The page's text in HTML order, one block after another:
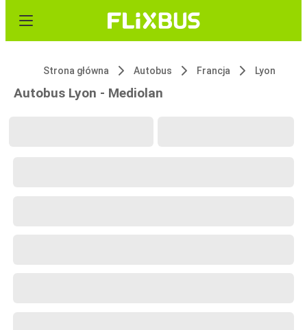
Strona główna Autobus Francja Lyon
Autobus Lyon - Mediolan